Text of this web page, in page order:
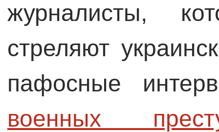
журналисты,
стреляют
пафосные
военных